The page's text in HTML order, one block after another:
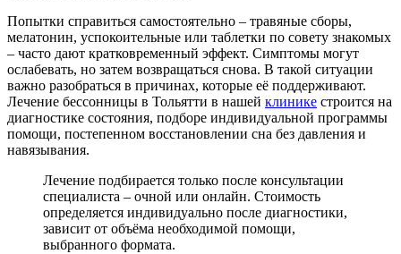
Попытки справиться самостоятельно – травяные сборы,
мелатонин, успокоительные или таблетки по совету знакомых
– часто дают кратковременный эффект. Симптомы могут
ослабевать, но затем возвращаться снова. В такой ситуации
важно разобраться в причинах, которые её поддерживают.
Лечение бессонницы в Тольятти в нашей клинике строится на
диагностике состояния, подборе индивидуальной программы
помощи, постепенном восстановлении сна без давления и
навязывания.
Лечение подбирается только после консультации
специалиста – очной или онлайн. Стоимость
определяется индивидуально после диагностики,
зависит от объёма необходимой помощи,
выбранного формата.